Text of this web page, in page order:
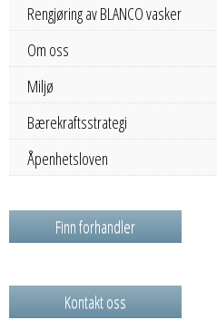
Rengjøring av BLANCO vasker
Om oss
Miljø
Bærekraftsstrategi
Åpenhetsloven
Finn forhandler
Kontakt oss